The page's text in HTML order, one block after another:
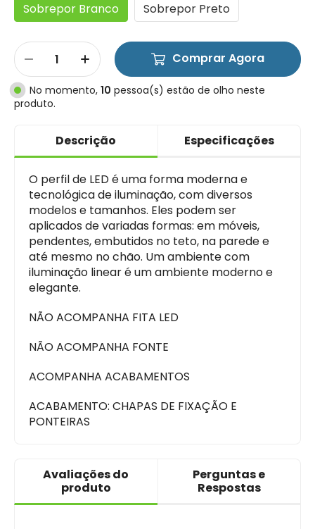
Sobrepor Branco Sobrepor Preto
Comprar Agora
No momento, 10 pessoa(s) estão de olho neste
produto.
Descrição Especificações
O perfil de LED é uma forma moderna e
tecnológica de iluminação, com diversos
modelos e tamanhos. Eles podem ser
aplicados de variadas formas: em móveis,
pendentes, embutidos no teto, na parede e
até mesmo no chão. Um ambiente com
iluminação linear é um ambiente moderno e
elegante.
NÃO ACOMPANHA FITA LED
NÃO ACOMPANHA FONTE
ACOMPANHA ACABAMENTOS
ACABAMENTO: CHAPAS DE FIXAÇÃO E
PONTEIRAS
Avaliações do
produto
Perguntas e
Respostas